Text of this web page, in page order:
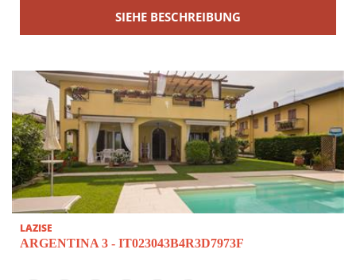
SIEHE BESCHREIBUNG
LAZISE
ARGENTINA 3 - IT023043B4R3D7973F